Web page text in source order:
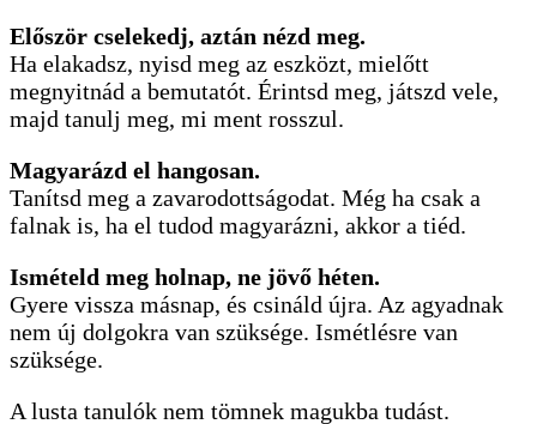
Először cselekedj, aztán nézd meg.
Ha elakadsz, nyisd meg az eszközt, mielőtt
megnyitnád a bemutatót. Érintsd meg, játszd vele,
majd tanulj meg, mi ment rosszul.
Magyarázd el hangosan.
Tanítsd meg a zavarodottságodat. Még ha csak a
falnak is, ha el tudod magyarázni, akkor a tiéd.
Ismételd meg holnap, ne jövő héten.
Gyere vissza másnap, és csináld újra. Az agyadnak
nem új dolgokra van szüksége. Ismétlésre van
szüksége.
A lusta tanulók nem tömnek magukba tudást.